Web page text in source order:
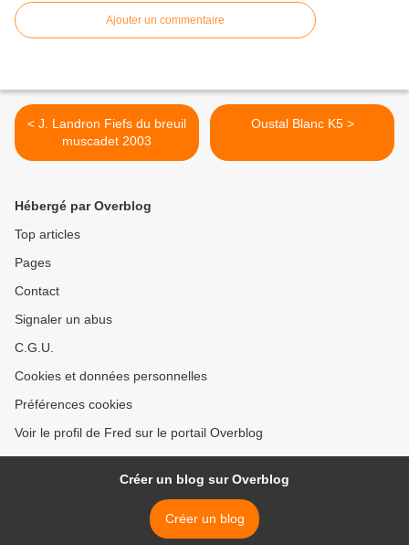
Ajouter un commentaire
< J. Landron Fiefs du breuil
muscadet 2003
Oustal Blanc K5 >
Hébergé par Overblog
Top articles
Pages
Contact
Signaler un abus
C.G.U.
Cookies et données personnelles
Préférences cookies
Voir le profil de Fred sur le portail Overblog
Créer un blog sur Overblog
Créer un blog